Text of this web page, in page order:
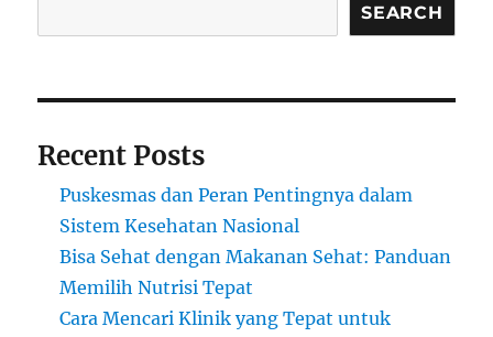
SEARCH
Recent Posts
Puskesmas dan Peran Pentingnya dalam
Sistem Kesehatan Nasional
Bisa Sehat dengan Makanan Sehat: Panduan
Memilih Nutrisi Tepat
Cara Mencari Klinik yang Tepat untuk